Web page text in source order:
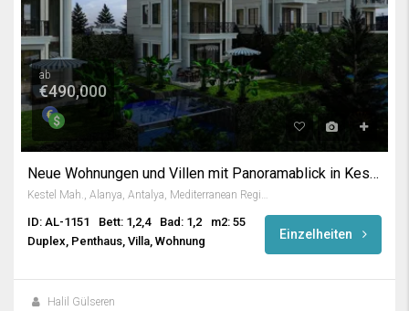
ab
€490,000
Neue Wohnungen und Villen mit Panoramablick in Kestel
Kestel Mah., Alanya, Antalya, Mediterranean Region, 07425, Turkey
ID: AL-1151 Bett: 1,2,4 Bad: 1,2
m2: 55
Duplex, Penthaus, Villa, Wohnung
Einzelheiten
Halil Gülseren